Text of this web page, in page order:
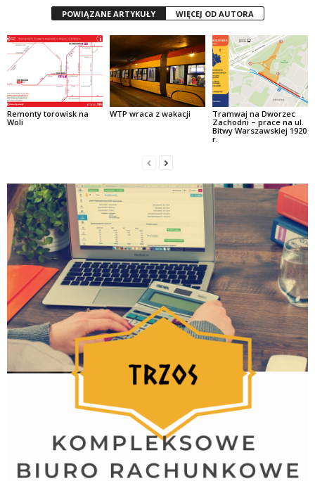
POWIĄZANE ARTYKUŁY WIĘCEJ OD AUTORA
Remonty torowisk na
Woli
WTP wraca z wakacji
Tramwaj na Dworzec
Zachodni – prace na ul.
Bitwy Warszawskiej 1920
r.